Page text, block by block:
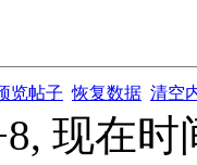
览帖子 恢复数据 清空
现在时